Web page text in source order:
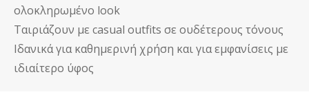
ολοκληρωμένο look
Ταιριάζουν με casual outfits σε ουδέτερους τόνους
Ιδανικά για καθημερινή χρήση και για εμφανίσεις με
ιδιαίτερο ύφος